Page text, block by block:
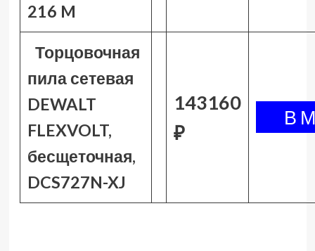
216 M
Торцовочная
пила сетевая
DEWALT
FLEXVOLT,
бесщеточная,
DCS727N-XJ
143160
₽